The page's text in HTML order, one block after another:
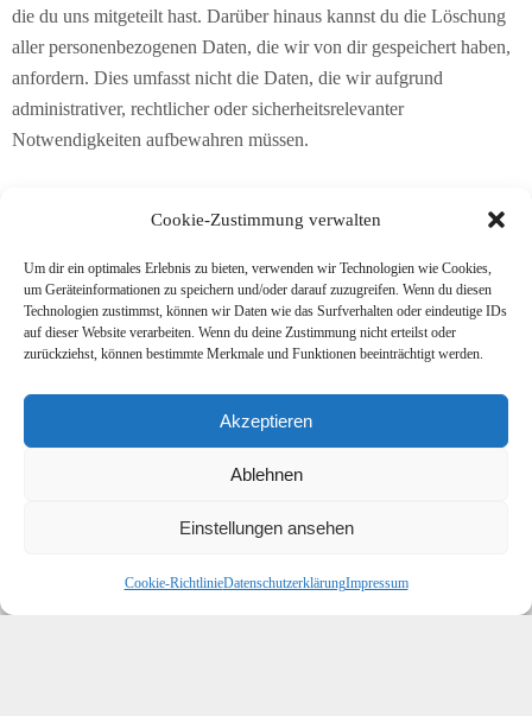
Cookie-Zustimmung verwalten
Um dir ein optimales Erlebnis zu bieten, verwenden wir Technologien wie Cookies,
um Geräteinformationen zu speichern und/oder darauf zuzugreifen. Wenn du diesen
Technologien zustimmst, können wir Daten wie das Surfverhalten oder eindeutige IDs
auf dieser Website verarbeiten. Wenn du deine Zustimmung nicht erteilst oder
zurückziehst, können bestimmte Merkmale und Funktionen beeinträchtigt werden.
Akzeptieren
Ablehnen
Einstellungen ansehen
Cookie-RichtlinieDatenschutzerklärungImpressum
die du uns mitgeteilt hast. Darüber hinaus kannst du die Löschung
aller personenbezogenen Daten, die wir von dir gespeichert haben,
anfordern. Dies umfasst nicht die Daten, die wir aufgrund
administrativer, rechtlicher oder sicherheitsrelevanter
Notwendigkeiten aufbewahren müssen.
Wohin deine Daten gesendet werden
Besucher-Kommentare könnten von einem automatisierten Dienst
zur Spam-Erkennung untersucht werden.